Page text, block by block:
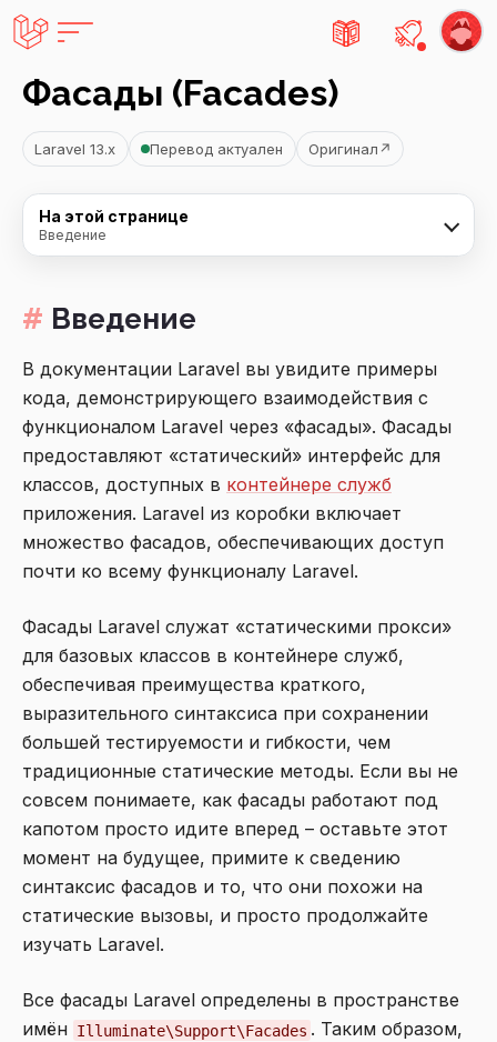
Есть не
Фасады (Facades)
Laravel 13.x Перевод актуален Оригинал ↗
На этой странице
Введение
Введение
В документации Laravel вы увидите примеры
кода, демонстрирующего взаимодействия с
функционалом Laravel через «фасады». Фасады
предоставляют «статический» интерфейс для
классов, доступных в контейнере служб
приложения. Laravel из коробки включает
множество фасадов, обеспечивающих доступ
почти ко всему функционалу Laravel.
Фасады Laravel служат «статическими прокси»
для базовых классов в контейнере служб,
обеспечивая преимущества краткого,
выразительного синтаксиса при сохранении
большей тестируемости и гибкости, чем
традиционные статические методы. Если вы не
совсем понимаете, как фасады работают под
капотом просто идите вперед – оставьте этот
момент на будущее, примите к сведению
синтаксис фасадов и то, что они похожи на
статические вызовы, и просто продолжайте
изучать Laravel.
Все фасады Laravel определены в пространстве
имён Illuminate\Support\Facades . Таким образом,